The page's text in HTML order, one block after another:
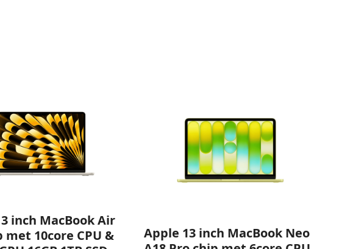
inch MacBook Air
met 10core CPU &
Apple 13 inch MacBook Neo